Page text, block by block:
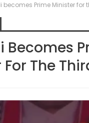
becomes Prime Minister for
Becomes
The